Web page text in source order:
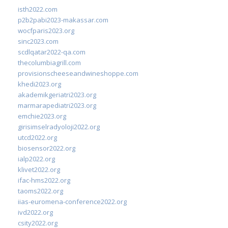
isth2022.com
p2b2pabi2023-makassar.com
wocfparis2023.org
sinc2023.com
scdlqatar2022-qa.com
thecolumbiagrill.com
provisionscheeseandwineshoppe.com
khedi2023.org
akademikgeriatri2023.org
marmarapediatri2023.org
emchie2023.org
girisimselradyoloji2022.org
utcd2022.org
biosensor2022.org
ialp2022.org
klivet2022.org
ifac-hms2022.org
taoms2022.org
iias-euromena-conference2022.org
ivd2022.org
csity2022.org